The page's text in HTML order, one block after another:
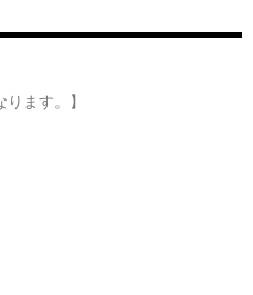
ます。】